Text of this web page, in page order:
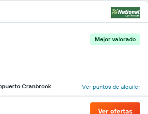
Mejor valorado
Cranbrook Ver puntos de alquiler
Ver ofertas